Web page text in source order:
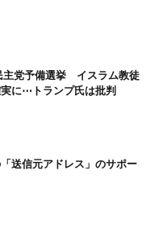
主党予備選挙 イスラム教徒
に⋯トランプ氏は批判
送信元アドレス」のサポー